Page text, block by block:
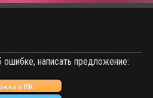
написать предложение:
в ВК